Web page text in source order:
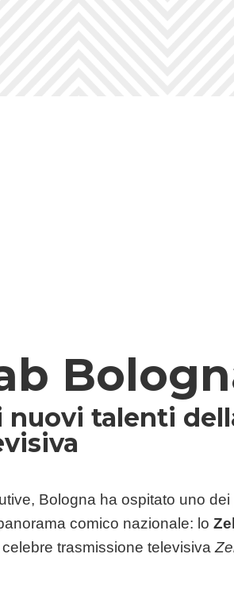
nuovi talenti
Bologna ha ospitato uno dei
comico nazionale: lo
trasmissione televisiva